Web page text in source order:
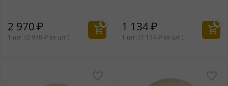
2 970₽
1 шт. (2 970 ₽ за шт.)
1 134₽
1 шт. (1 134 ₽ за шт.)